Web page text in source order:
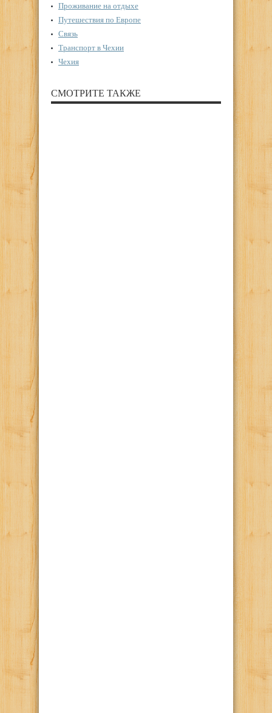
Проживание на отдыхе
Путешествия по Европе
Связь
Транспорт в Чехии
Чехия
СМОТРИТЕ ТАКЖЕ